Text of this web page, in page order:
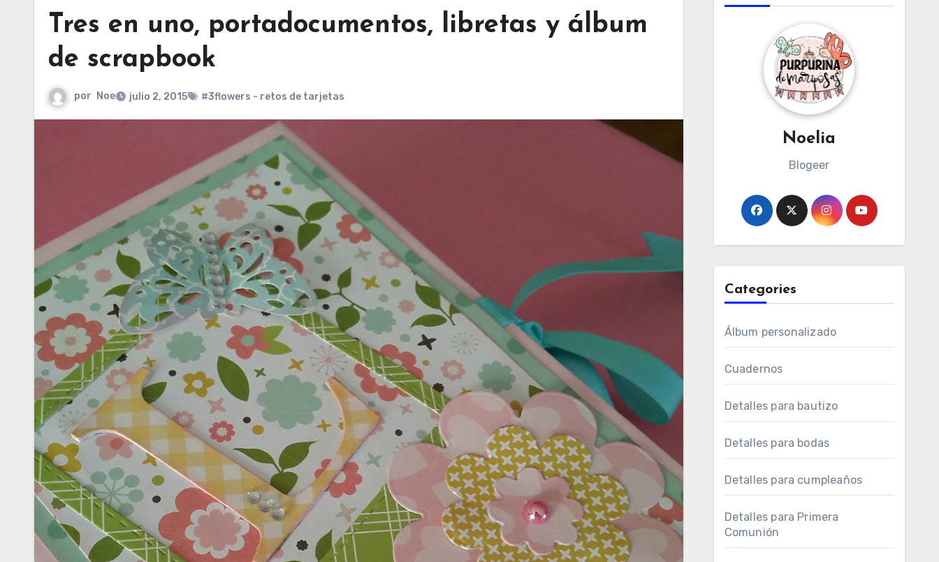
Tres en uno, portadocumentos, libretas y álbum
de scrapbook
por Noe julio 2, 2015 #3flowers - retos de tarjetas
Noelia
Blogeer
Categories
Álbum personalizado
Cuadernos
Detalles para bautizo
Detalles para bodas
Detalles para cumpleaños
Detalles para Primera
Comunión